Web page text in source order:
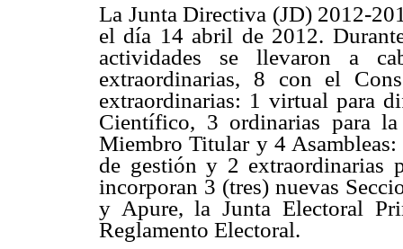
La Junta Directiva (JD) 2012-
el día 14 abril de 2012.
actividades se llevaron a
extraordinarias, 8 con el
extraordinarias: 1 virtual para
Científico, 3 ordinarias para
Miembro Titular y 4
de gestión y 2 extraordinarias
incorporan 3 (tres) nuevas
y Apure, la Junta Electoral
Reglamento Electoral.